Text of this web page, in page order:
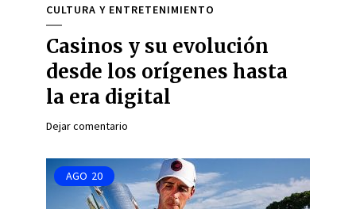
CULTURA Y ENTRETENIMIENTO
Casinos y su evolución
desde los orígenes hasta
la era digital
Dejar comentario
AGO 20